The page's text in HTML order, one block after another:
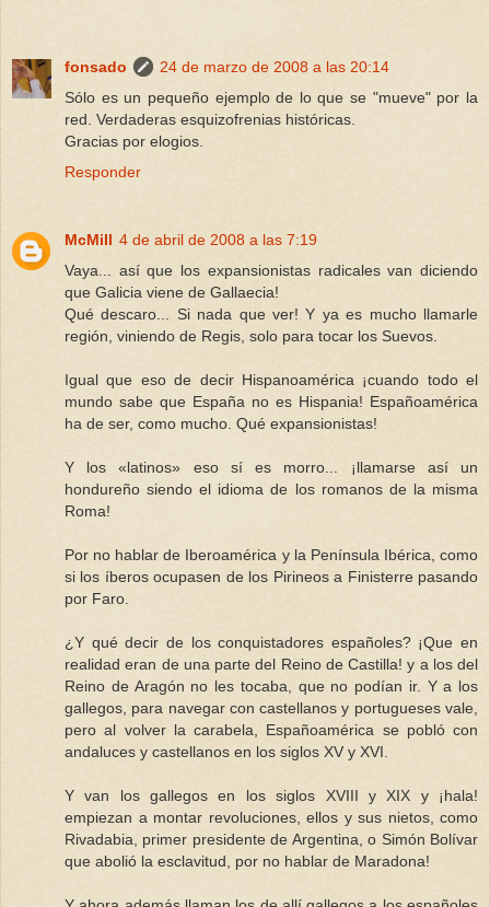
fonsado
24 de marzo de 2008 a las 20:14
Sólo es un pequeño ejemplo de lo que se "mueve" por la
red. Verdaderas esquizofrenias históricas.
Gracias por elogios.
Responder
McMill 4 de abril de 2008 a las 7:19
Vaya... así que los expansionistas radicales van diciendo
que Galicia viene de Gallaecia!
Qué descaro... Si nada que ver! Y ya es mucho llamarle
región, viniendo de Regis, solo para tocar los Suevos.
Igual que eso de decir Hispanoamérica ¡cuando todo el
mundo sabe que España no es Hispania! Españoamérica
ha de ser, como mucho. Qué expansionistas!
Y los «latinos» eso sí es morro... ¡llamarse así un
hondureño siendo el idioma de los romanos de la misma
Roma!
Por no hablar de Iberoamérica y la Península Ibérica, como
si los íberos ocupasen de los Pirineos a Finisterre pasando
por Faro.
¿Y qué decir de los conquistadores españoles? ¡Que en
realidad eran de una parte del Reino de Castilla! y a los del
Reino de Aragón no les tocaba, que no podían ir. Y a los
gallegos, para navegar con castellanos y portugueses vale,
pero al volver la carabela, Españoamérica se pobló con
andaluces y castellanos en los siglos XV y XVI.
Y van los gallegos en los siglos XVIII y XIX y ¡hala!
empiezan a montar revoluciones, ellos y sus nietos, como
Rivadabia, primer presidente de Argentina, o Simón Bolívar
que abolió la esclavitud, por no hablar de Maradona!